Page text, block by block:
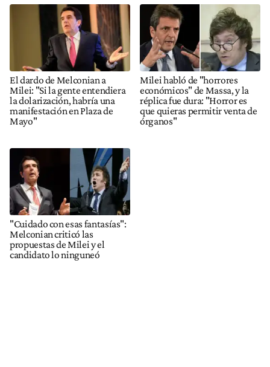
El dardo de Melconian a
Milei: "Si la gente entendiera
la dolarización, habría una
manifestación en Plaza de
Mayo"
Milei habló de "horrores
económicos" de Massa, y la
réplica fue dura: "Horror es
que quieras permitir venta de
órganos"
"Cuidado con esas fantasías":
Melconian criticó las
propuestas de Milei y el
candidato lo ninguneó